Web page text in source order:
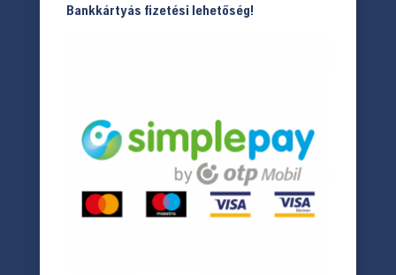
Bankkártyás fizetési lehetőség!